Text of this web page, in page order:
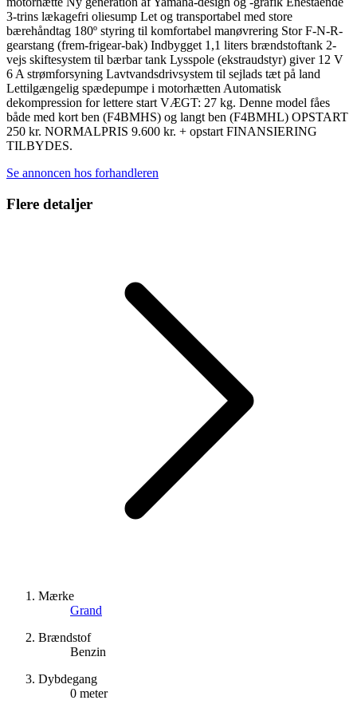
3-trins lækagefri oliesump Let og transportabel med store
bærehåndtag 180º styring til komfortabel manøvrering Stor F-N-R-
gearstang (frem-frigear-bak) Indbygget 1,1 liters brændstoftank 2-
vejs skiftesystem til bærbar tank Lysspole (ekstraudstyr) giver 12 V
6 A strømforsyning Lavtvandsdrivsystem til sejlads tæt på land
Lettilgængelig spædepumpe i motorhætten Automatisk
dekompression for lettere start VÆGT: 27 kg. Denne model fåes
både med kort ben (F4BMHS) og langt ben (F4BMHL) OPSTART
250 kr. NORMALPRIS 9.600 kr. + opstart FINANSIERING
TILBYDES.
Se annoncen hos forhandleren
Flere detaljer
Mærke
Grand
Brændstof
Benzin
Dybdegang
0 meter